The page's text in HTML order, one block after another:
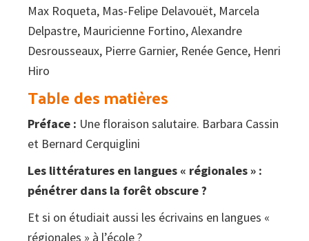
Max Roqueta, Mas-Felipe Delavouët, Marcela
Delpastre, Mauricienne Fortino, Alexandre
Desrousseaux, Pierre Garnier, Renée Gence, Henri
Hiro
Table des matières
Préface : Une floraison salutaire. Barbara Cassin
et Bernard Cerquiglini
Les littératures en langues « régionales » :
pénétrer dans la forêt obscure ?
Et si on étudiait aussi les écrivains en langues «
régionales » à l’école ?